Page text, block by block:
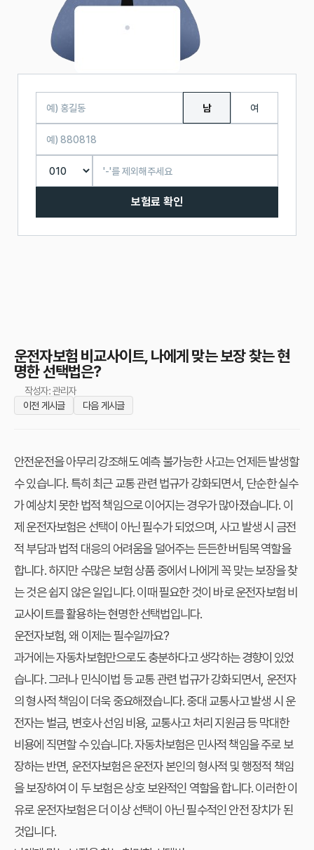
남 여
보험료 확인
운전자보험 비교사이트, 나에게 맞는 보장 찾는 현
명한 선택법은?
작성자: 관리자
이전 게시글
다음 게시글
안전운전을 아무리 강조해도 예측 불가능한 사고는 언제든 발생할
수 있습니다. 특히 최근 교통 관련 법규가 강화되면서, 단순한 실수
가 예상치 못한 법적 책임으로 이어지는 경우가 많아졌습니다. 이
제 운전자보험은 선택이 아닌 필수가 되었으며, 사고 발생 시 금전
적 부담과 법적 대응의 어려움을 덜어주는 든든한 버팀목 역할을
합니다. 하지만 수많은 보험 상품 중에서 나에게 꼭 맞는 보장을 찾
는 것은 쉽지 않은 일입니다. 이때 필요한 것이 바로운전자보험 비
교사이트를 활용하는 현명한 선택법입니다.
운전자보험, 왜 이제는 필수일까요?
과거에는 자동차보험만으로도 충분하다고 생각하는 경향이 있었
습니다. 그러나 민식이법 등 교통 관련 법규가 강화되면서, 운전자
의 형사적 책임이 더욱 중요해졌습니다. 중대 교통사고 발생 시 운
전자는 벌금, 변호사 선임 비용, 교통사고 처리 지원금 등 막대한
비용에 직면할 수 있습니다. 자동차보험은 민사적 책임을 주로 보
장하는 반면, 운전자보험은 운전자 본인의 형사적 및 행정적 책임
을 보장하여 이 두 보험은 상호 보완적인 역할을 합니다. 이러한 이
유로 운전자보험은 더 이상 선택이 아닌 필수적인 안전 장치가 된
것입니다.